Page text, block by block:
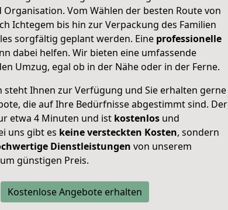
Vom Wählen der besten Route von
Ichtegem bis hin zur Verpackung des Familien
sorgfältig geplant werden. Eine professionelle
dabei helfen. Wir bieten eine umfassende
Umzug, egal ob in der Nähe oder in der Ferne.
steht Ihnen zur Verfügung und Sie erhalten gerne
die auf Ihre Bedürfnisse abgestimmt sind. Der
etwa 4 Minuten und ist kostenlos und
uns gibt es keine versteckten Kosten, sondern
Dienstleistungen von unserem
günstigen Preis.
Kostenlose Angebote erhalten